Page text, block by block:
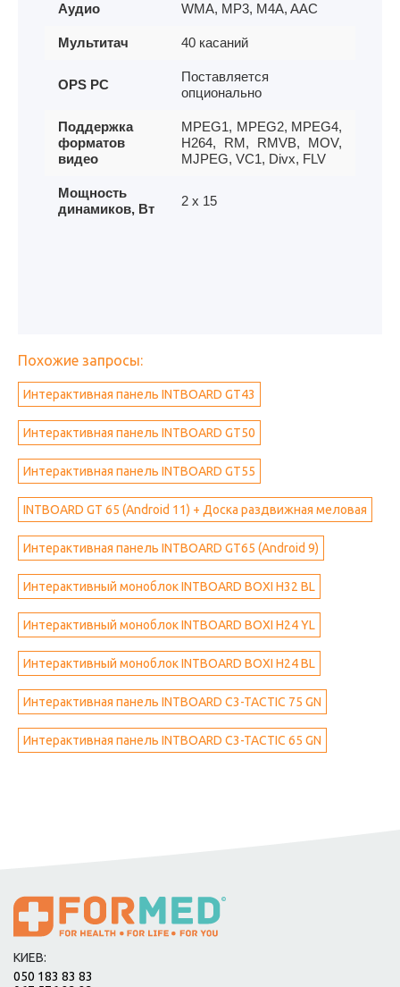
Аудио WMA, MP3, M4A, AAC
Мультитач 40 касаний
OPS PC
Поставляется
опционально
Поддержка
форматов
видео
MPEG1, MPEG2, MPEG4,
H264, RM, RMVB, MOV,
MJPEG, VC1, Divx, FLV
Мощность
динамиков, Вт
2 х 15
Похожие запросы:
Интерактивная панель INTBOARD GT43
Интерактивная панель INTBOARD GT50
Интерактивная панель INTBOARD GT55
INTBOARD GT 65 (Android 11) + Доска раздвижная меловая
Интерактивная панель INTBOARD GT65 (Android 9)
Интерактивный моноблок INTBOARD BOXI H32 BL
Интерактивный моноблок INTBOARD BOXI H24 YL
Интерактивный моноблок INTBOARD BOXI H24 BL
Интерактивная панель INTBOARD C3-TACTIC 75 GN
Интерактивная панель INTBOARD C3-TACTIC 65 GN
КИЕВ:
050 183 83 83